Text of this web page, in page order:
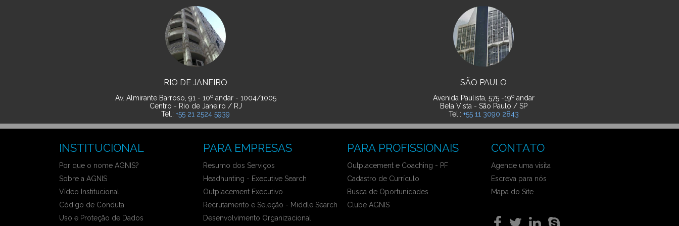
RIO DE JANEIRO
Av. Almirante Barroso, 91 - 10oandar - 1004/1005
Centro - Rio de Janeiro / RJ
Tel.: +55 21 2524 5939
SÃO PAULO
Avenida Paulista, 575 -19oandar
Bela Vista - São Paulo / SP
Tel.: +55 11 3090 2843
INSTITUCIONAL
Por que o nome AGNIS?
Sobre a AGNIS
Vídeo Institucional
Código de Conduta
Uso e Proteção de Dados
PARA EMPRESAS
Resumo dos Serviços
Headhunting - Executive Search
Outplacement Executivo
Recrutamento e Seleção - Middle Search
Desenvolvimento Organizacional
PARA PROFISSIONAIS
Outplacement e Coaching - PF
Cadastro de Currículo
Busca de Oportunidades
Clube AGNIS
CONTATO
Agende uma visita
Escreva para nós
Mapa do Site